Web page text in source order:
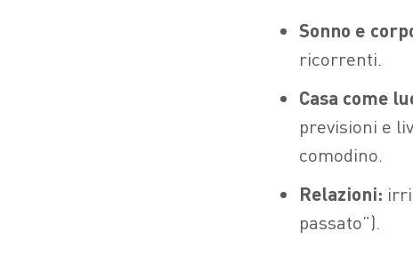
Sonno e
ricorrenti.
Casa come
previsioni e
comodino.
Relazioni:
passato”).